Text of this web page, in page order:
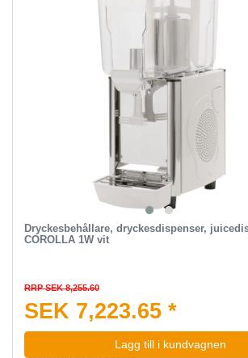
Dryckesbehållare, dryckesdispenser,
COROLLA 1W vit
RRP SEK 8,255.60
SEK 7,223.65 *
Lagg till i kundvagnen